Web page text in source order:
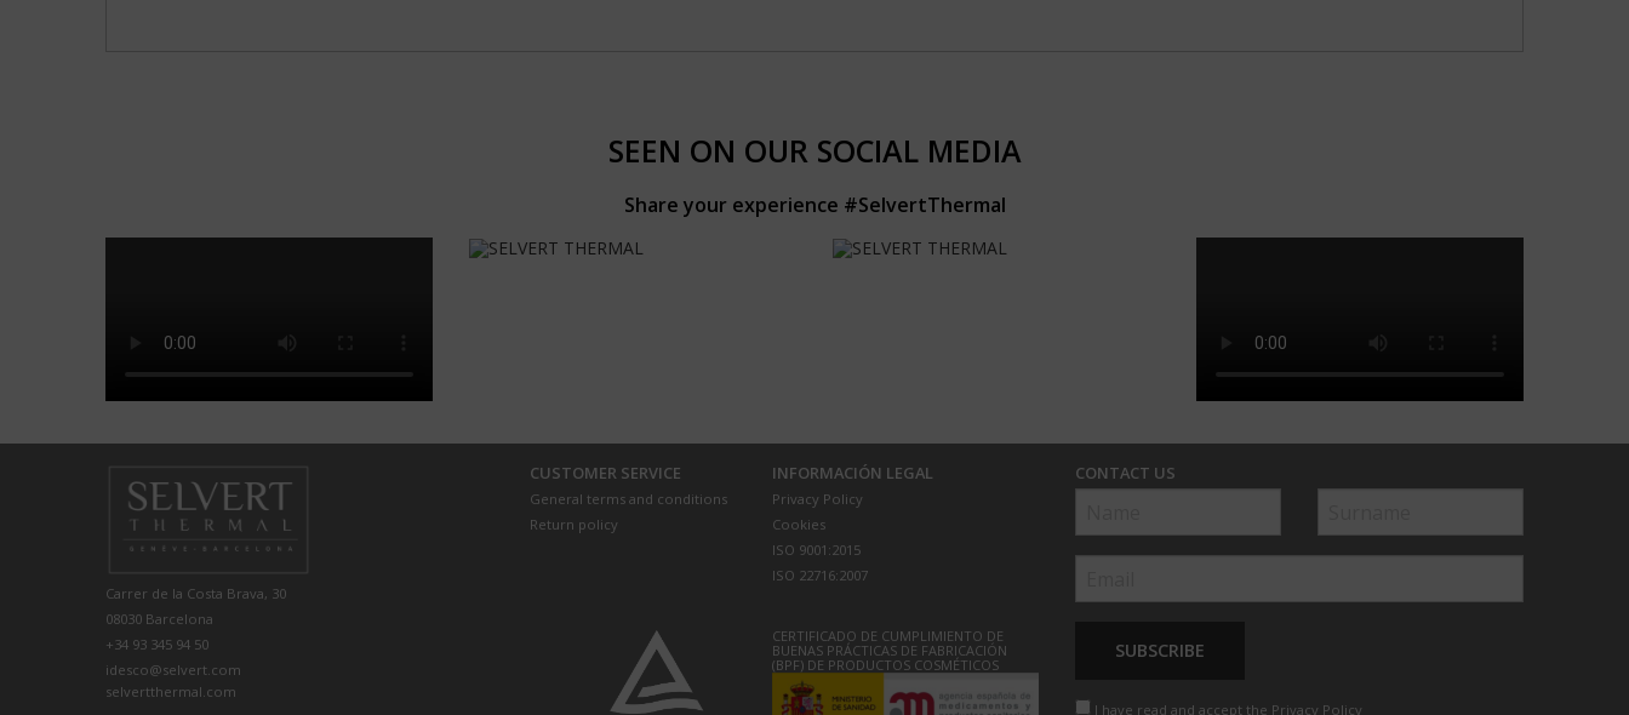
SEEN ON OUR SOCIAL MEDIA
Share your experience #SelvertThermal
Carrer de la Costa Brava, 30
08030 Barcelona
+34 93 345 94 50
idesco@selvert.com
selvertthermal.com
CUSTOMER SERVICE
General terms and conditions
Return policy
INFORMACIÓN LEGAL
Privacy Policy
Cookies
ISO 9001:2015
ISO 22716:2007
CERTIFICADO DE CUMPLIMIENTO DE
BUENAS PRÁCTICAS DE FABRICACIÓN
(BPF) DE PRODUCTOS COSMÉTICOS
CONTACT US
I have read and accept the Privacy Policy